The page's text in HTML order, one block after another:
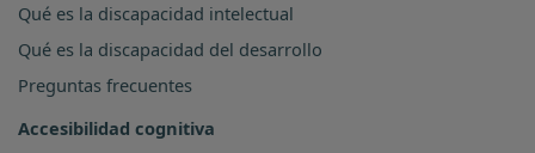
Qué es la discapacidad intelectual
Qué es la discapacidad del desarrollo
Preguntas frecuentes
Accesibilidad cognitiva